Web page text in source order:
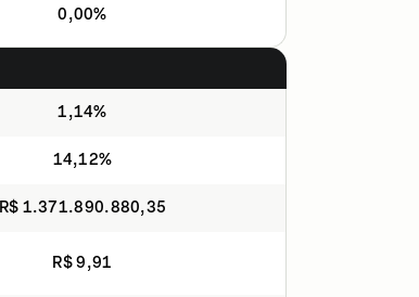
0,00%
1,14%
14,12%
R$ 1.371.890.880,35
R$ 9,91